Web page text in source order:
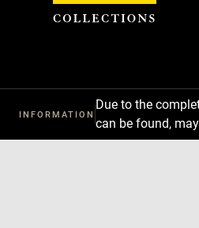
INFORMATION
Due to the
can be found,
Cookies management panel